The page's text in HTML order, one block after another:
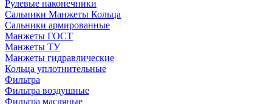
Рулевые наконечники
Сальники Манжеты Кольца
Сальники армированные
Манжеты ГОСТ
Манжеты ТУ
Манжеты гидравлические
Кольца уплотнительные
Фильтра
Фильтра воздушные
Фильтра масляные